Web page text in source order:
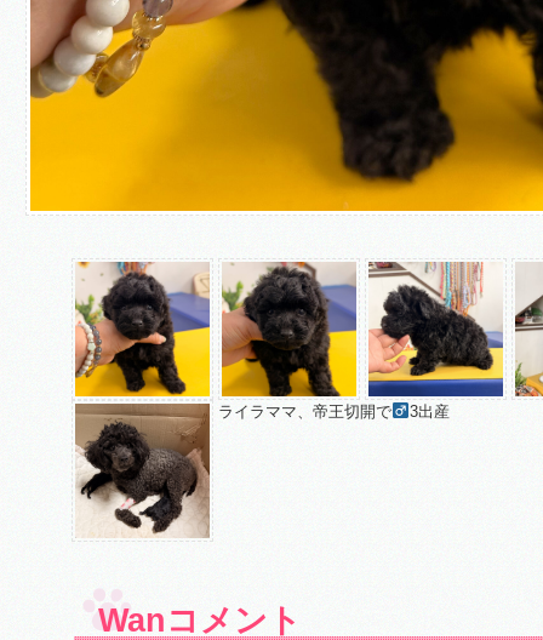
ライラママ、帝王切開で 3出産
Wanコメント